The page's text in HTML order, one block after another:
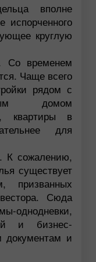
вполне
испорченного
круглую
Со временем
Чаще всего
рядом с
домом
квартиры в
для
К сожалению,
существует
призванных
Сюда
и бизнес-
и